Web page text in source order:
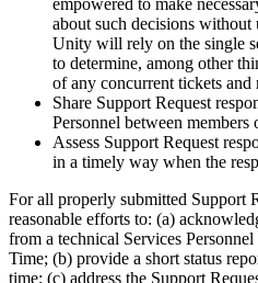
empowered to make
about such decisions without
Unity will rely on the single
to determine, among other
of any concurrent tickets and
Share Support Request
Personnel between members
Assess Support Request
in a timely way when the
For all properly submitted Support
reasonable efforts to: (a)
from a technical Services
Time; (b) provide a short status
time; (c) address the Support